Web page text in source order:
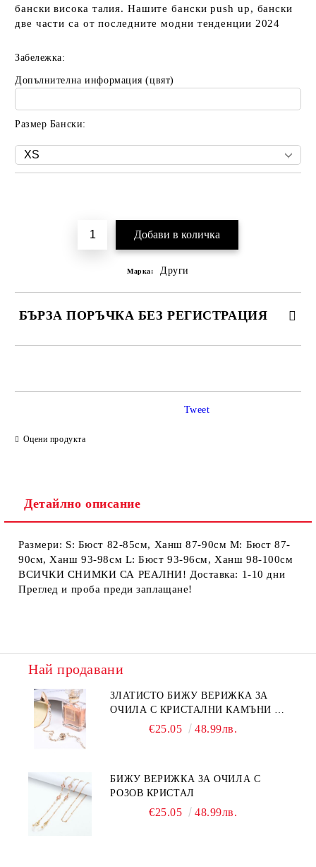
бански висока талия. Нашите бански push up, бански
две части са от последните модни тенденции 2024
Забележка:
Допълнителна информация (цвят)
Размер Бански:
Марка: Други
БЪРЗА ПОРЪЧКА БЕЗ РЕГИСТРАЦИЯ
Оцени продукта
Tweet
Детайлно описание
Размери: S: Бюст 82-85см, Ханш 87-90см М: Бюст 87-
90см, Ханш 93-98см L: Бюст 93-96см, Ханш 98-100см
ВСИЧКИ СНИМКИ СА РЕАЛНИ! Доставка: 1-10 дни
Преглед и проба преди заплащане!
Най продавани
ЗЛАТИСТО БИЖУ ВЕРИЖКА ЗА
ОЧИЛА С КРИСТАЛНИ КАМЪНИ И
€25.05 48.99лв.
БИЖУ ВЕРИЖКА ЗА ОЧИЛА С
РОЗОВ КРИСТАЛ
€25.05 48.99лв.